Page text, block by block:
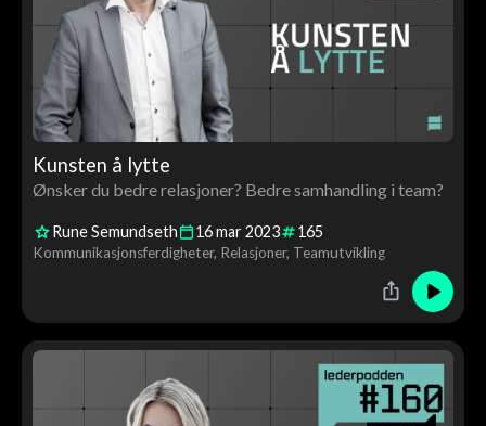
Kunsten å lytte
Ønsker du bedre relasjoner? Bedre samhandling i team?
Rune Semundseth 16mar2023 165
Kommunikasjonsferdigheter Relasjoner Teamutvikling